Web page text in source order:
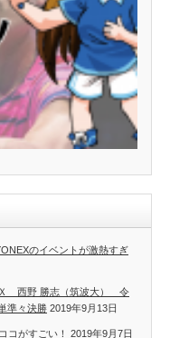
のイベントが激熱すぎ
Ｘ 西野 勝志（筑波大） 令
準々決勝 2019年9月13日
コがすごい！ 2019年9月7日